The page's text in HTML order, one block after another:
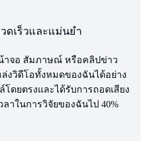
ดเร็วและแม่นยำ
าจอ สัมภาษณ์ หรือคลิปข่าว
ล่งวิดีโอทั้งหมดของฉันได้อย่าง
ดยตรงและได้รับการถอดเสียง
าในการวิจัยของฉันไป 40%